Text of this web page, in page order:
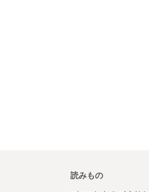
読みもの